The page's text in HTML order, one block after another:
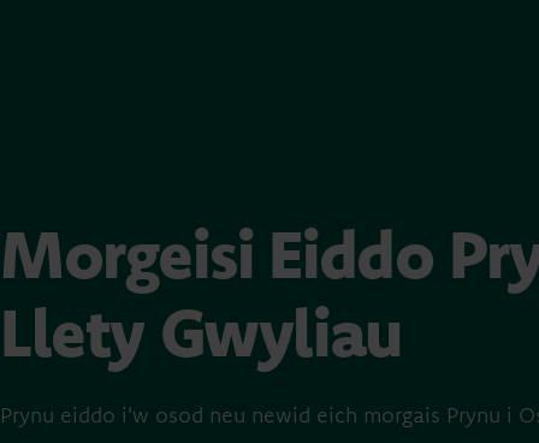
Morgeisi Eiddo
Llety Gwyliau
Prynu eiddo i'w osod neu newid eich morgais Prynu i